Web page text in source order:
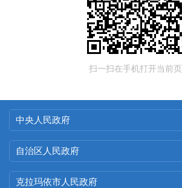
扫一扫在手机打开当前页
中央人民政府
自治区人民政府
克拉玛依市人民政府